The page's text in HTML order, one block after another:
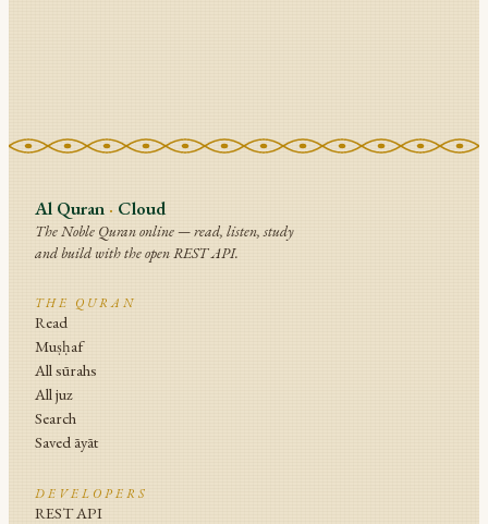
Al Quran · Cloud
The Noble Quran online — read, listen, study
and build with the open REST API.
THE QURAN
Read
Muṣḥaf
All sūrahs
All juz
Search
Saved āyāt
DEVELOPERS
REST API